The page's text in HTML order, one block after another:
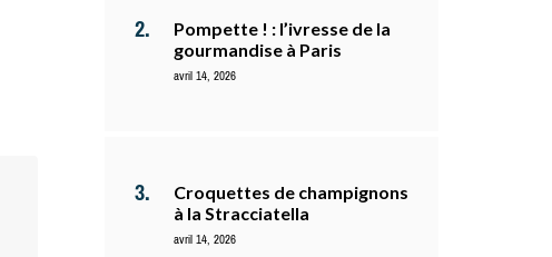
Pompette ! : l’ivresse de la
gourmandise à Paris
avril 14, 2026
Croquettes de champignons
à la Stracciatella
avril 14, 2026